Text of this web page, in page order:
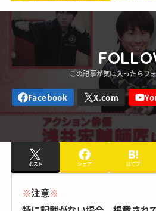
ポスト シェア はてブ
※注意※